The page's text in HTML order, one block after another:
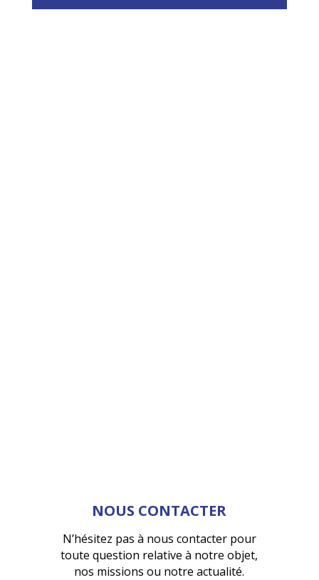
NOUS CONTACTER
N’hésitez pas à nous contacter pour
toute question relative à notre objet,
nos missions ou notre actualité.